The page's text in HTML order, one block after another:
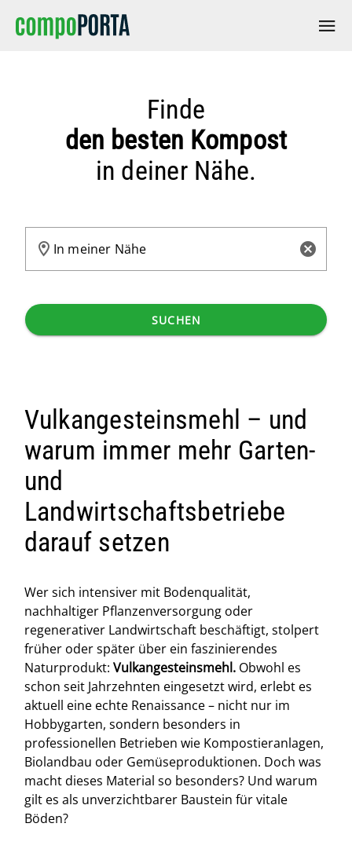
Finde
den besten Kompost
in deiner Nähe.
SUCHEN
Vulkangesteinsmehl – und
warum immer mehr Garten-
und
Landwirtschaftsbetriebe
darauf setzen
Wer sich intensiver mit Bodenqualität,
nachhaltiger Pflanzenversorgung oder
regenerativer Landwirtschaft beschäftigt, stolpert
früher oder später über ein faszinierendes
Naturprodukt: Vulkangesteinsmehl.Obwohl es
schon seit Jahrzehnten eingesetzt wird, erlebt es
aktuell eine echte Renaissance – nicht nur im
Hobbygarten, sondern besonders in
professionellen Betrieben wie Kompostieranlagen,
Biolandbau oder Gemüseproduktionen. Doch was
macht dieses Material so besonders? Und warum
gilt es als unverzichtbarer Baustein für vitale
Böden?